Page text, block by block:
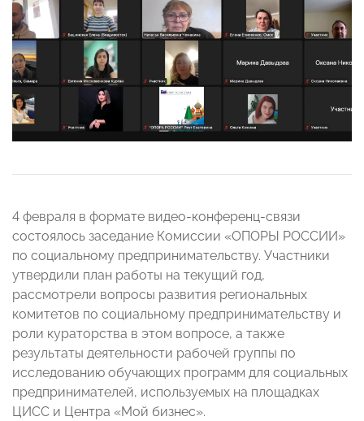
4 февраля в формате видео-конференц-связи
состоялось заседание Комиссии «ОПОРЫ РОССИИ»
по социальному предпринимательству. Участники
утвердили план работы на текущий год,
рассмотрели вопросы развития региональных
комитетов по социальному предпринимательству и
роли кураторства в этом вопросе, а также
результаты деятельности рабочей группы по
исследованию обучающих программ для социальных
предпринимателей, используемых на площадках
ЦИСС и Центра «Мой бизнес».